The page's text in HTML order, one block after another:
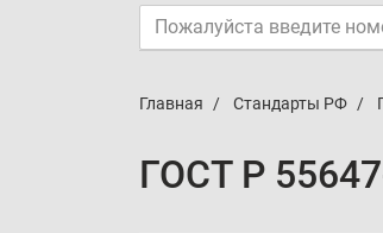
Главная Стандарты РФ
ГОСТ Р